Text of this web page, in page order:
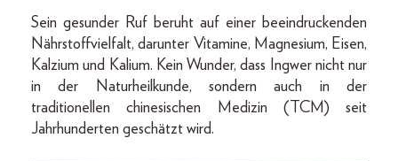
Sein gesunder Ruf beruht auf einer beeindruckenden
Nährstoffvielfalt, darunter Vitamine, Magnesium, Eisen,
Kalzium und Kalium. Kein Wunder, dass Ingwer nicht nur
in der Naturheilkunde, sondern auch in der
traditionellen chinesischen Medizin (TCM) seit
Jahrhunderten geschätzt wird.